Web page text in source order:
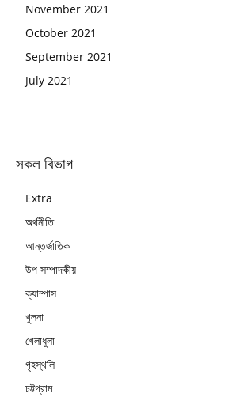
November 2021
October 2021
September 2021
July 2021
সকল বিভাগ
Extra
অর্থনীতি
আন্তর্জাতিক
উপ সম্পাদকীয়
ক্যাম্পাস
খুলনা
খেলাধুলা
গৃহস্থলি
চট্টগ্রাম